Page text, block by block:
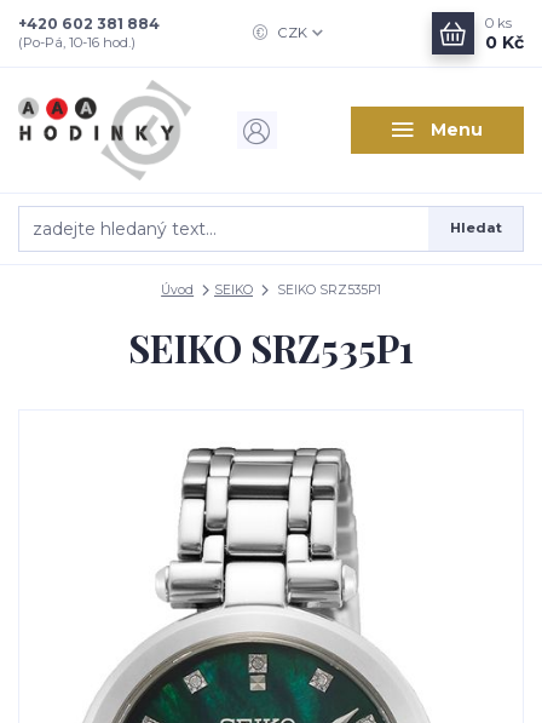
Menu
CZK
Hledat
+420 602 381 884
(Po-Pá, 10-16 hod.)
0 ks
0 Kč
Úvod SEIKO SEIKO SRZ535P1
SEIKO SRZ535P1